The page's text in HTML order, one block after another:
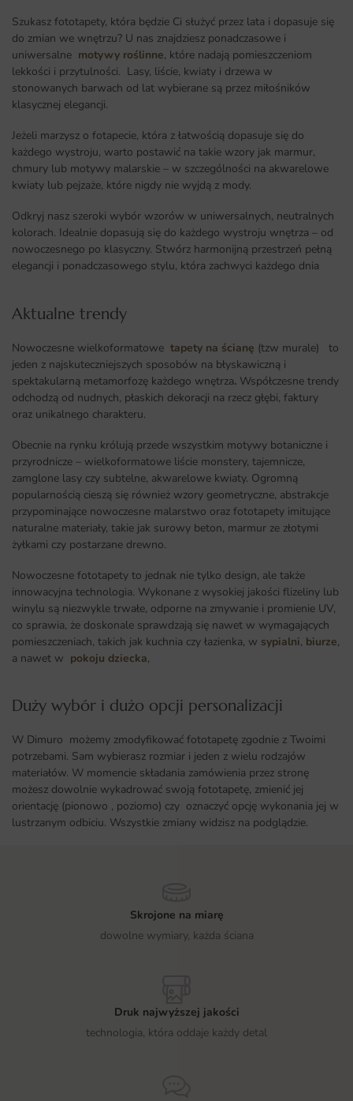
Szukasz fototapety, która będzie Ci służyć przez lata i dopasuje się
do zmian we wnętrzu? U nas znajdziesz ponadczasowe i
uniwersalne motywy roślinne, które nadają pomieszczeniom
lekkości i przytulności. Lasy, liście, kwiaty i drzewa w
stonowanych barwach od lat wybierane są przez miłośników
klasycznej elegancji.
Jeżeli marzysz o fotapecie, która z łatwością dopasuje się do
każdego wystroju, warto postawić na takie wzory jak marmur,
chmury lub motywy malarskie – w szczególności na akwarelowe
kwiaty lub pejzaże, które nigdy nie wyjdą z mody.
Odkryj nasz szeroki wybór wzorów w uniwersalnych, neutralnych
kolorach. Idealnie dopasują się do każdego wystroju wnętrza – od
nowoczesnego po klasyczny. Stwórz harmonijną przestrzeń pełną
elegancji i ponadczasowego stylu, która zachwyci każdego dnia
Aktualne trendy​
Nowoczesne wielkoformatowe tapety na ścianę (tzw murale) to
jeden z najskuteczniejszych sposobów na błyskawiczną i
spektakularną metamorfozę każdego wnętrza. Współczesne trendy
odchodzą od nudnych, płaskich dekoracji na rzecz głębi, faktury
oraz unikalnego charakteru.
Obecnie na rynku królują przede wszystkim motywy botaniczne i
przyrodnicze – wielkoformatowe liście monstery, tajemnicze,
zamglone lasy czy subtelne, akwarelowe kwiaty. Ogromną
popularnością cieszą się również wzory geometryczne, abstrakcje
przypominające nowoczesne malarstwo oraz fototapety imitujące
naturalne materiały, takie jak surowy beton, marmur ze złotymi
żyłkami czy postarzane drewno.
Nowoczesne fototapety to jednak nie tylko design, ale także
innowacyjna technologia. Wykonane z wysokiej jakości flizeliny lub
winylu są niezwykle trwałe, odporne na zmywanie i promienie UV,
co sprawia, że doskonale sprawdzają się nawet w wymagających
pomieszczeniach, takich jak kuchnia czy łazienka, w sypialni, biurze,
a nawet w pokoju dziecka,
Duży wybór i dużo opcji personalizacji ​
W Dimuro możemy zmodyfikować fototapetę zgodnie z Twoimi
potrzebami. Sam wybierasz rozmiar i jeden z wielu rodzajów
materiałów. W momencie składania zamówienia przez stronę
możesz dowolnie wykadrować swoją fototapetę, zmienić jej
orientację (pionowo , poziomo) czy oznaczyć opcję wykonania jej w
lustrzanym odbiciu. Wszystkie zmiany widzisz na podglądzie.
Skrojone na miarę
dowolne wymiary, każda ściana
Druk najwyższej jakości
technologia, która oddaje każdy detal